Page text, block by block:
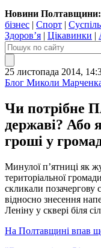
Новини Полтавщини:
бізнес | Спорт |
Здоров’я | Цікавинки |
25 листопада 2014,
Блог Миколи
Чи потрібне
державі? Або
гроші у
Минулої п’ятниці як
територіальної
скликали позачергову
відносно знесення
Леніну у сквері біля
На Полтавщині впав